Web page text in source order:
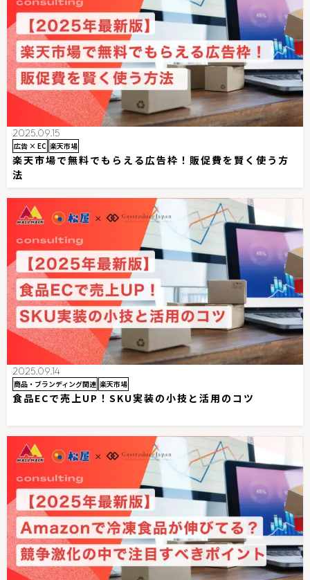
2025.09.15
広告 × EC 楽天市場
楽天市場で無料でもらえる広告枠！販促費を賢く使う方
法
2025.09.14
商品・ブランディング関連 楽天市場
食品ECで売上UP！SKU実装の小技と活用のコツ